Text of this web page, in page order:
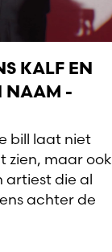
KALF EN
NAAM -
bill laat niet
zien, maar ook
artiest die al
achter de